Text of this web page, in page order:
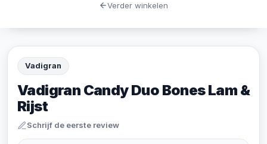
Vadigran
Vadigran Candy Duo Bones Lam &
Rijst
Schrijf de eerste review
Verder winkelen